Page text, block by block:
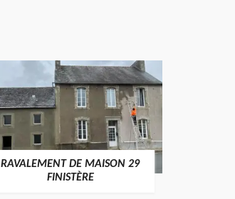
RAVALEMENT DE MAISON 29
FINISTÈRE